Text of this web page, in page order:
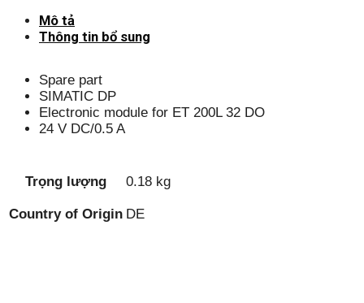
Mô tả
Thông tin bổ sung
Spare part
SIMATIC DP
Electronic module for ET 200L 32 DO
24 V DC/0.5 A
Trọng lượng 0.18 kg
Country of Origin DE